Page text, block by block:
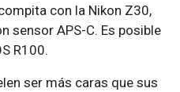
con la Nikon Z30,
sensor APS-C. Es posible
R100.
ser más caras que sus